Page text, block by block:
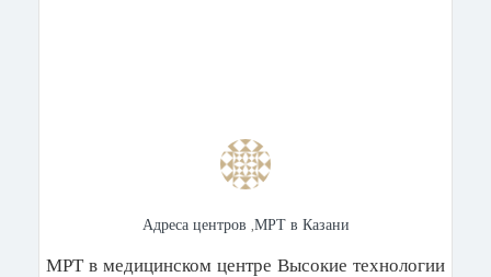
Адреса центров ,МРТ в Казани
МРТ в медицинском центре Высокие технологии